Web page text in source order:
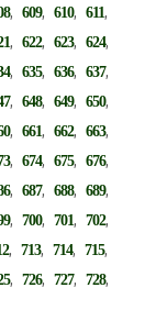
,609,610,611,
,622,623,624,
,635,636,637,
,648,649,650,
,661,662,663,
,674,675,676,
,687,688,689,
,700,701,702,
,713,714,715,
,726,727,728,